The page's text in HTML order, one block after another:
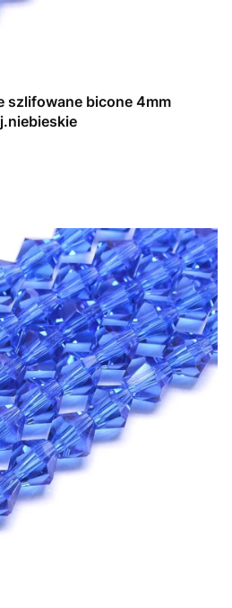
szlifowane bicone 4mm